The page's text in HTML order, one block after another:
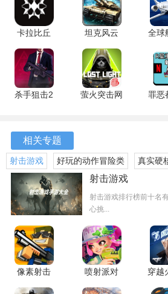
游戏玩法
1、战斗过程中，玩家可以通过移动
的操作能够帮助你躲避敌人的攻击，
2、每局游戏开始时，玩家将随机获
3、关卡设计独具匠心，玩家需要根
适的武器与策略，才能顺利通关。
4、每次挑战结束后，玩家将获得成
后可以解锁新的技能和装备，增加游
1、游戏内设有多种元素技能，如火
可以根据战斗需求灵活选择，形成独
2、装备与角色的养成系统使得玩家
卡拉比丘
7.5.0 安卓
版
坦克风云
OL 1.6.14
安卓版
全球
安
杀手狙击2
手机版
萤火突击网
罪恶
相关专题
射击游戏
好玩的动作冒险类
手游
真实硬
射击游戏
射击游戏排行榜前十名
心挑...
像素射击
14.11.0 安
喷射派对
1.12.02 安
穿越